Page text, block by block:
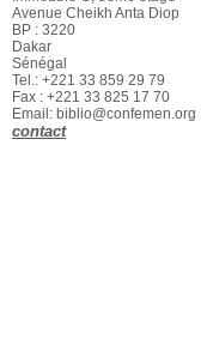
Avenue Cheikh Anta Diop
BP : 3220
Dakar
Sénégal
Tel.: +221 33 859 29 79
Fax : +221 33 825 17 70
Email: biblio@confemen.org
contact